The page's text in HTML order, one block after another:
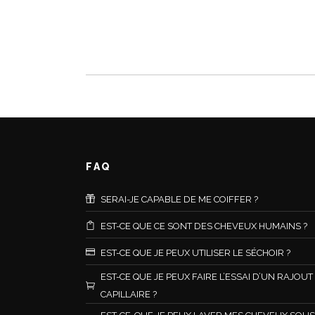
FAQ
SERAI-JE CAPABLE DE ME COIFFER ?
EST-CE QUE CE SONT DES CHEVEUX HUMAINS ?
EST-CE QUE JE PEUX UTILISER LE SÉCHOIR ?
EST-CE QUE JE PEUX FAIRE L’ESSAI D’UN RAJOUT
CAPILLAIRE ?